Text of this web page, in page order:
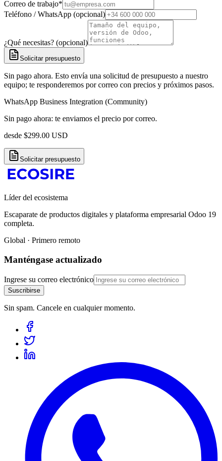
Correo de trabajo*
Teléfono / WhatsApp (opcional)
¿Qué necesitas? (opcional)
Solicitar presupuesto
Sin pago ahora. Esto envía una solicitud de presupuesto a nuestro
equipo; te responderemos por correo con precios y próximos pasos.
WhatsApp Business Integration (Community)
Sin pago ahora: te enviamos el precio por correo.
desde $299.00 USD
Solicitar presupuesto
Líder del ecosistema
Escaparate de productos digitales y plataforma empresarial Odoo 19
completa.
Global · Primero remoto
Manténgase actualizado
Ingrese su correo electrónico
Suscribirse
Sin spam. Cancele en cualquier momento.